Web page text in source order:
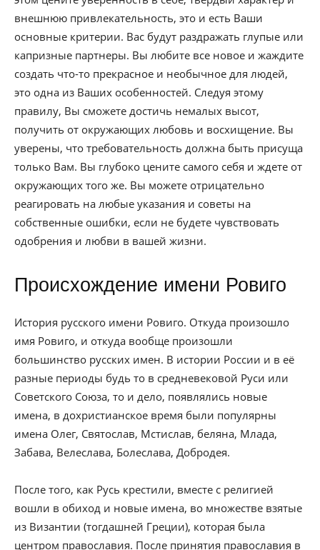
внешнюю привлекательность, это и есть Ваши
основные критерии. Вас будут раздражать глупые или
капризные партнеры. Вы любите все новое и жаждите
создать что-то прекрасное и необычное для людей,
это одна из Ваших особенностей. Следуя этому
правилу, Вы сможете достичь немалых высот,
получить от окружающих любовь и восхищение. Вы
уверены, что требовательность должна быть присуща
только Вам. Вы глубоко цените самого себя и ждете от
окружающих того же. Вы можете отрицательно
реагировать на любые указания и советы на
собственные ошибки, если не будете чувствовать
одобрения и любви в вашей жизни.
Происхождение имени Ровиго
История русского имени Ровиго. Откуда произошло
имя Ровиго, и откуда вообще произошли
большинство русских имен. В истории России и в её
разные периоды будь то в средневековой Руси или
Советского Союза, то и дело, появлялись новые
имена, в дохристианское время были популярны
имена Олег, Святослав, Мстислав, беляна, Млада,
Забава, Велеслава, Болеслава, Добродея.
После того, как Русь крестили, вместе с религией
вошли в обиход и новые имена, во множестве взятые
из Византии (тогдашней Греции), которая была
центром православия. После принятия православия в